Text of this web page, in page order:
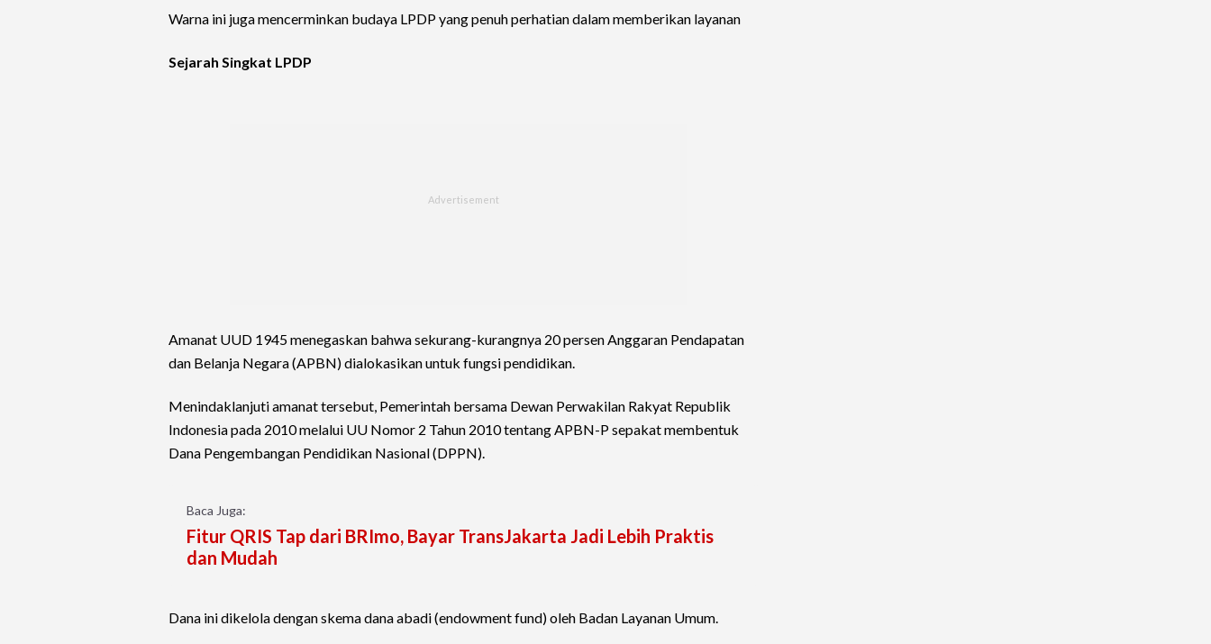
Warna ini juga mencerminkan budaya LPDP yang penuh perhatian dalam memberikan layanan
Sejarah Singkat LPDP
Amanat UUD 1945 menegaskan bahwa sekurang-kurangnya 20 persen Anggaran Pendapatan
dan Belanja Negara (APBN) dialokasikan untuk fungsi pendidikan.
Menindaklanjuti amanat tersebut, Pemerintah bersama Dewan Perwakilan Rakyat Republik
Indonesia pada 2010 melalui UU Nomor 2 Tahun 2010 tentang APBN-P sepakat membentuk
Dana Pengembangan Pendidikan Nasional (DPPN).
Baca Juga:
Fitur QRIS Tap dari BRImo, Bayar TransJakarta Jadi Lebih Praktis
dan Mudah
Dana ini dikelola dengan skema dana abadi (endowment fund) oleh Badan Layanan Umum.